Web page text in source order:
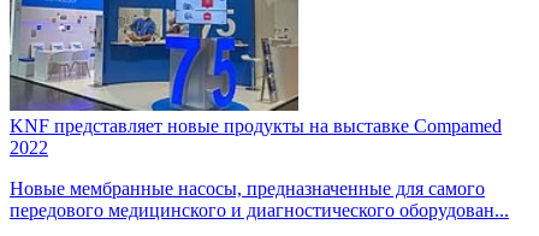
KNF представляет новые продукты на выставке Compamed
2022
Новые мембранные насосы, предназначенные для самого
передового медицинского и диагностического оборудован...